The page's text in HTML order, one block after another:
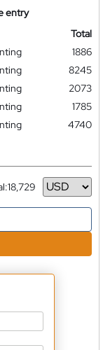
entry
Total
1886
8245
2073
1785
4740
18,729